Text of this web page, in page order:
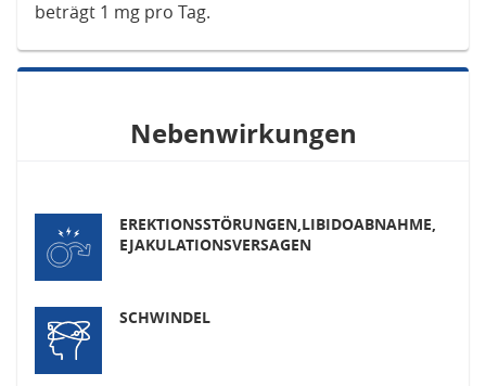
beträgt 1 mg pro Tag.
Nebenwirkungen
EREKTIONSSTÖRUNGEN,LIBIDOABNAHME,
EJAKULATIONSVERSAGEN
SCHWINDEL